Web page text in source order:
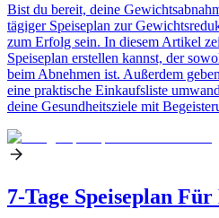
Bist du bereit, deine
tägiger Speiseplan zur
zum Erfolg sein. In diesem Artikel
Speiseplan erstellen kannst, der
beim Abnehmen ist. Außerdem
eine praktische Einkaufsliste
deine Gesundheitsziele mit
7-Tage Speiseplan